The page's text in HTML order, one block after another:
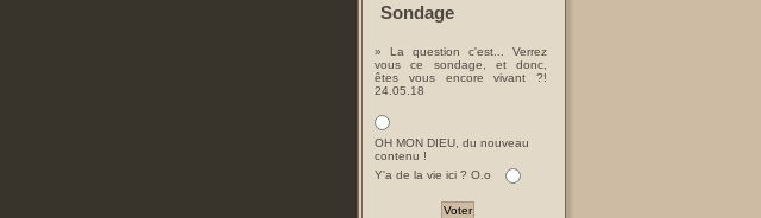
Sondage
» La question c'est... Verrez
vous ce sondage, et donc,
êtes vous encore vivant ?!
24.05.18
OH MON DIEU, du nouveau
contenu !
Y'a de la vie ici ? O.o